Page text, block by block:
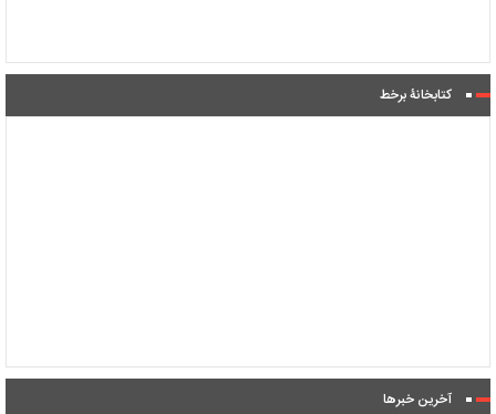
کتابخانۀ برخط
آخرین خبرها